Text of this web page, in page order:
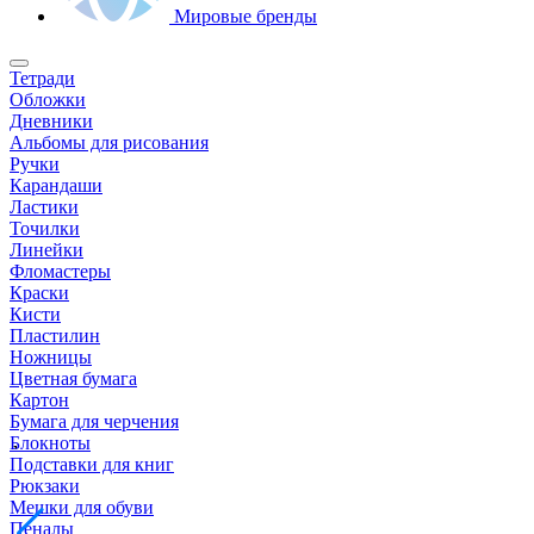
Мировые бренды
Тетради
Обложки
Дневники
Альбомы для рисования
Ручки
Карандаши
Ластики
Точилки
Линейки
Фломастеры
Краски
Кисти
Пластилин
Ножницы
Цветная бумага
Картон
Бумага для черчения
Блокноты
Подставки для книг
Рюкзаки
Мешки для обуви
Пеналы